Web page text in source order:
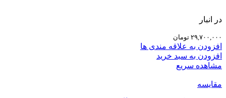
در انبار
۲۹,۷۰۰,۰۰۰ تومان
افزودن به علاقه مندی ها
افزودن به سبد خرید
مشاهده سریع
مقایسه